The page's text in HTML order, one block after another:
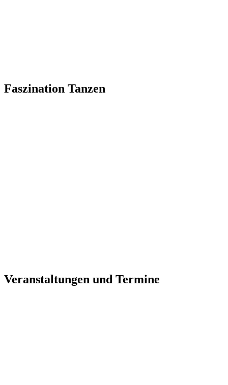
Faszination Tanzen
Veranstaltungen und Termine